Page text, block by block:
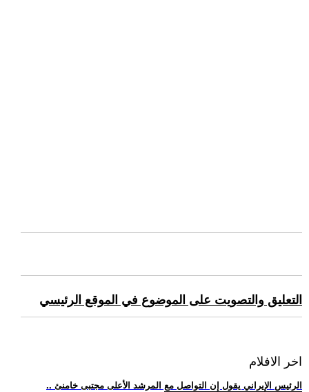
التعليق والتصويت على الموضوع في الموقع الرئيسي
اخر الافلام
.. الرئيس الإيراني يقول إن التواصل مع المرشد الأعلى مجتبى خامنئ